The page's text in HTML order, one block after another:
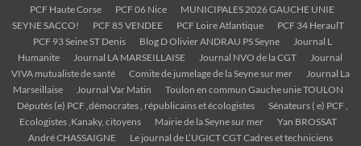
PCF Haute Corse
PCF 06 Nice
MUNICIPALES 2026 GAUCHE UNIE
SEYNE SACCO!
PCF 85 VENDEE PCF Loire Atlantique
PCF 34 HeraulT
PCF 93 Seine ST Denis
Blog D Olivier ANDRAU PS Seyne
Journal L
Humanite
Journal LA MARSEILLAISE Journal NVO de la CGT
Journal
VIVA mutualiste de santé
Comite de jumelage de la Seyne sur mer
Journal La
Marseillaise
Journal Var Matin
Toulon en commun Gauche unie TOULON
Députés (e) PCF ,démocrates , républicains et écologistes
Sénateurs ( e) PCF ,
Ecologistes ,Kanaky, citoyens
Mairie de la Seyne sur mer
Yan BROSSAT
André CHASSAIGNE
Le journal de L’UGICT CGT Cadres et techniciens